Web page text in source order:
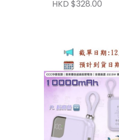
HKD $328.00